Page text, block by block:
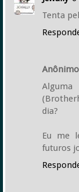
Tenta
Anônimo
dia?
Eu me
futuros